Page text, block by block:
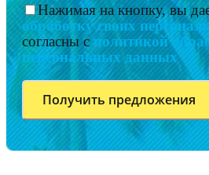
Нажимая на кнопку, вы
обработку своих
согласны с политикой
персональных данных